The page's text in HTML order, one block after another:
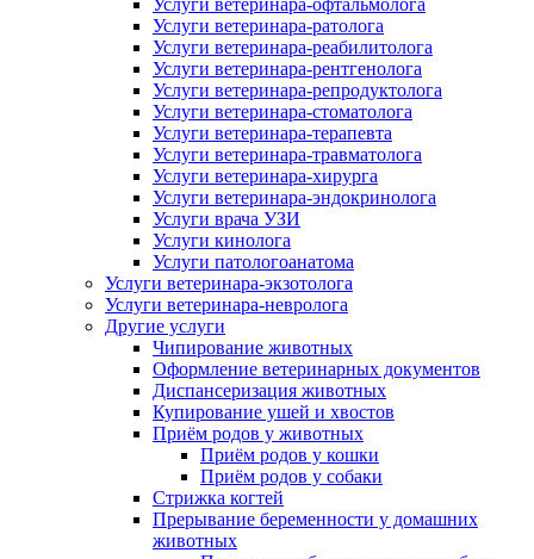
Услуги ветеринара-офтальмолога
Услуги ветеринара-ратолога
Услуги ветеринара-реабилитолога
Услуги ветеринара-рентгенолога
Услуги ветеринара-репродуктолога
Услуги ветеринара-стоматолога
Услуги ветеринара-терапевта
Услуги ветеринара-травматолога
Услуги ветеринара-хирурга
Услуги ветеринара-эндокринолога
Услуги врача УЗИ
Услуги кинолога
Услуги патологоанатома
Услуги ветеринара-экзотолога
Услуги ветеринара-невролога
Другие услуги
Чипирование животных
Оформление ветеринарных документов
Диспансеризация животных
Купирование ушей и хвостов
Приём родов у животных
Приём родов у кошки
Приём родов у собаки
Стрижка когтей
Прерывание беременности у домашних
животных